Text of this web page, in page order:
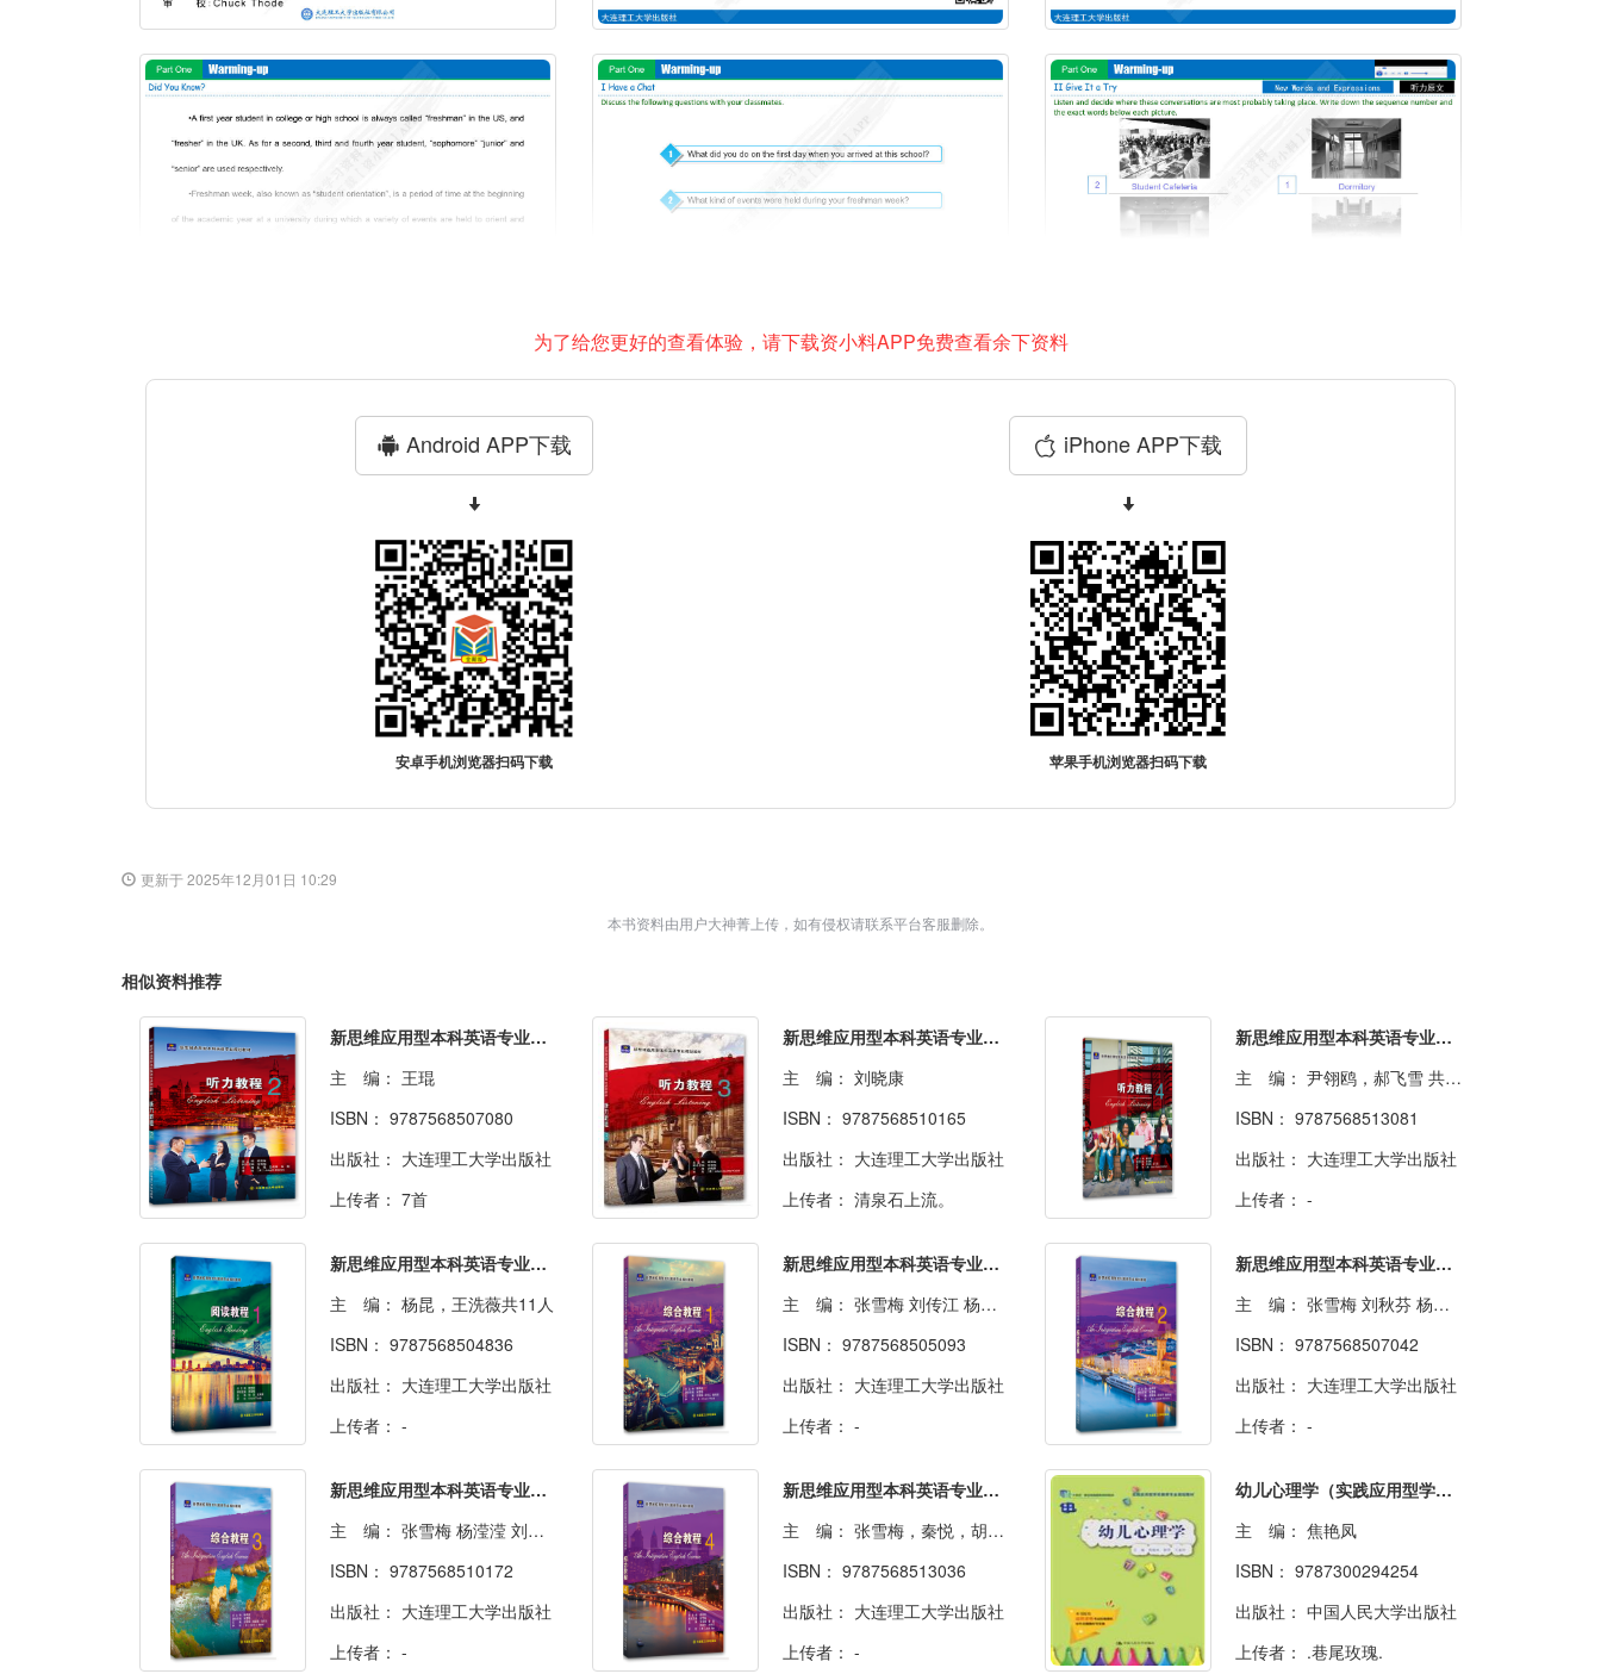
为了给您更好的查看体验，请下载资小料APP免费查看余下资料
Android APP下载
安卓手机浏览器扫码下载
iPhone APP下载
苹果手机浏览器扫码下载
更新于 2025年12月01日 10:29
本书资料由用户大神菁上传，如有侵权请联系平台客服删除。
相似资料推荐
新思维应用型本科英语专业规划教材·听力教程2
主 编： 王琨
ISBN： 9787568507080
出版社： 大连理工大学出版社
上传者： 7首
新思维应用型本科英语专业规划教材·听力教程3
主 编： 刘晓康
ISBN： 9787568510165
出版社： 大连理工大学出版社
上传者： 清泉石上流。
新思维应用型本科英语专业规划教材·听力教程4
主 编： 尹翎鸥，郝飞雪 共15人
ISBN： 9787568513081
出版社： 大连理工大学出版社
上传者： -
新思维应用型本科英语专业规划教材·阅读教程1
主 编： 杨昆，王洗薇共11人
ISBN： 9787568504836
出版社： 大连理工大学出版社
上传者： -
新思维应用型本科英语专业规划教材·综合教程1
主 编： 张雪梅 刘传江 杨滢滢 共7人
ISBN： 9787568505093
出版社： 大连理工大学出版社
上传者： -
新思维应用型本科英语专业规划教材·综合教程2
主 编： 张雪梅 刘秋芬 杨滢滢 共9人
ISBN： 9787568507042
出版社： 大连理工大学出版社
上传者： -
新思维应用型本科英语专业规划教材·综合教程3
主 编： 张雪梅 杨滢滢 刘传江 共9人
ISBN： 9787568510172
出版社： 大连理工大学出版社
上传者： -
新思维应用型本科英语专业规划教材·综合教程4
主 编： 张雪梅，秦悦，胡越竹，刘传江等 共12人
ISBN： 9787568513036
出版社： 大连理工大学出版社
上传者： -
幼儿心理学（实践应用型学前教育专业规划教材）
主 编： 焦艳凤
ISBN： 9787300294254
出版社： 中国人民大学出版社
上传者： .巷尾玫瑰.